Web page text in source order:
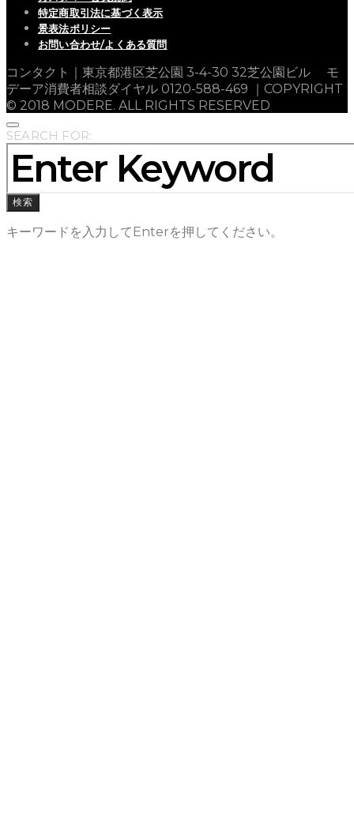
特定商取引法に基づく表示
景表法ポリシー
お問い合わせ/よくある質問
コンタクト｜東京都港区芝公園 3-4-30 32芝公園ビル モ
デーア消費者相談ダイヤル 0120-588-469 ｜COPYRIGHT
© 2018 MODERE. ALL RIGHTS RESERVED
SEARCH FOR:
検索
キーワードを入力してEnterを押してください。